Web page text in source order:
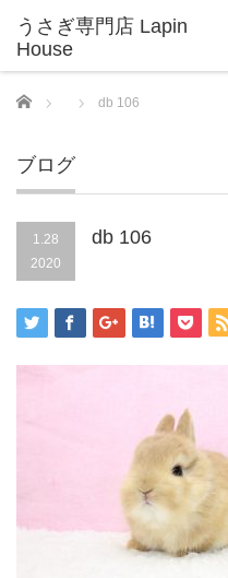
Home db 106
ブログ
1.28
2020
db 106